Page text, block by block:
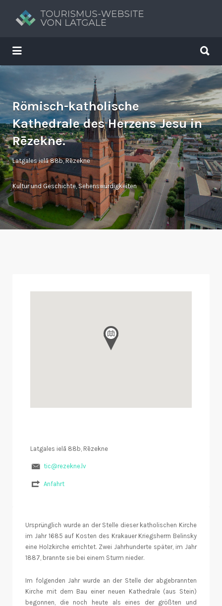
Tavs brīvdienu ceļvedis
Suchen
nach:
nach:
Römisch-katholische
Kathedrale des Herzens Jesu in
Rēzekne.
Latgales ielā 88b, Rēzekne
Kultur und Geschichte,Sehenswürdigkeiten
Latgales ielā 88b, Rēzekne
tic@rezekne.lv
Anfahrt
Ursprünglich wurde an der Stelle dieser katholischen Kirche
im Jahr 1685 auf Kosten des Krakauer Kriegsherrn Belinsky
eine Holzkirche errichtet. Zwei Jahrhunderte später, im Jahr
1887, brannte sie bei einem Sturm nieder.
Im folgenden Jahr wurde an der Stelle der abgebrannten
Kirche mit dem Bau einer neuen Kathedrale (aus Stein)
begonnen, die noch heute als eines der größten und